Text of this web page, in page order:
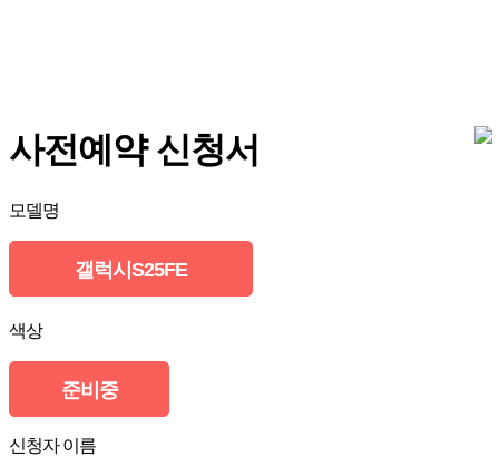
사전예약 신청서
모델명
갤럭시S25FE
색상
준비중
신청자 이름